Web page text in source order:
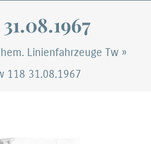
Linienfahrzeuge Tw »
118 31.08.1967